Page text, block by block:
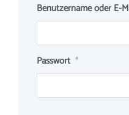
Benutzername oder E-
Passwort *